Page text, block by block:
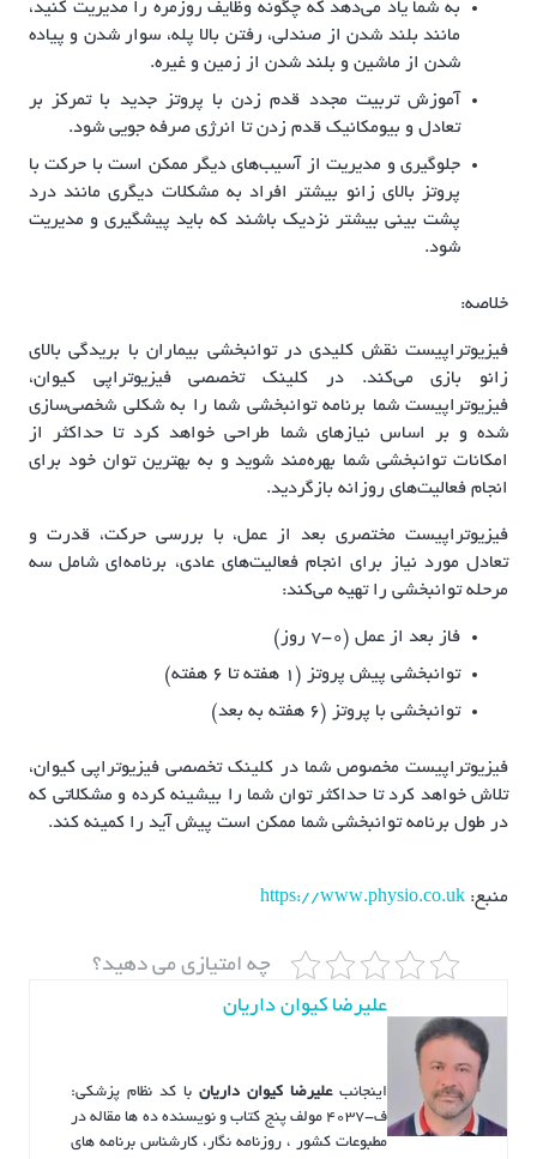
به شما یاد می‌دهد که چگونه وظایف روزمره را مدیریت کنید،
مانند بلند شدن از صندلی، رفتن بالا پله، سوار شدن و پیاده
شدن از ماشین و بلند شدن از زمین و غیره.
آموزش تربیت مجدد قدم زدن با پروتز جدید با تمرکز بر
تعادل و بیومکانیک قدم زدن تا انرژی‌ صرفه جویی شود.
جلوگیری و مدیریت از آسیب‌های دیگر ممکن است با حرکت با
پروتز بالای زانو بیشتر افراد به مشکلات دیگری مانند درد
پشت بینی بیشتر نزدیک باشند که باید پیشگیری و مدیریت
شود.
خلاصه:
فیزیوتراپیست نقش کلیدی در توانبخشی بیماران با بریدگی بالای
زانو بازی می‌کند. در کلینک تخصصی فیزیوتراپی کیوان،
فیزیوتراپیست شما برنامه توانبخشی شما را به شکلی شخصی‌سازی
شده و بر اساس نیازهای شما طراحی خواهد کرد تا حداکثر از
امکانات توانبخشی شما بهره‌مند شوید و به بهترین توان خود برای
انجام فعالیت‌های روزانه بازگردید.
فیزیوتراپیست مختصری بعد از عمل، با بررسی حرکت، قدرت و
تعادل مورد نیاز برای انجام فعالیت‌های عادی، برنامه‌ای شامل سه
مرحله توانبخشی را تهیه می‌کند:
فاز بعد از عمل (0-7 روز)
توانبخشی پیش پروتز (1 هفته تا 6 هفته)
توانبخشی با پروتز (6 هفته به بعد)
فیزیوتراپیست مخصوص شما در کلینک تخصصی فیزیوتراپی کیوان،
تلاش خواهد کرد تا حداکثر توان شما را بیشینه کرده و مشکلاتی که
در طول برنامه توانبخشی شما ممکن است پیش آید را کمینه کند.
منبع: https://www.physio.co.uk
چه امتیازی می دهید؟
علیرضا کیوان داریان
اینجانبعلیرضا کیوان داریان با کد نظام پزشکی:
ف-4037 مولف پنج کتاب و نویسنده ده ها مقاله در
مطبوعات کشور ، روزنامه نگار، کارشناس برنامه های